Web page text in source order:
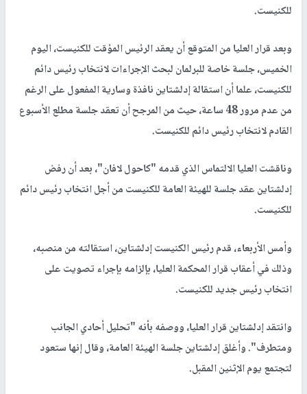
للكنيست.
وبعد قرار العليا من المتوقع أن يعقد الرئيس المؤقت للكنيست، اليوم
الخميس، جلسة خاصة للبرلمان لبحث الإجراءات لانتخاب رئيس دائم
للكنيست، علما أن استقالة إدلشتاين نافذة وسارية المفعول على الرغم
من عدم مرور 48 ساعة، حيث من المرجح أن تعقد جلسة مطلع الأسبوع
القادم لانتخاب رئيس دائم للكنيست.
وناقشت العليا الالتماس الذي قدمه "كاحول لافان"، بعد أن رفض
إدلشتاين عقد جلسة للهيئة العامة للكنيست من أجل انتخاب رئيس دائم
للكنيست.
وأمس الأربعاء، قدم رئيس الكنيست إدلشتاين، استقالته من منصبه،
وذلك في أعقاب قرار المحكمة العليا، بإلزامه بإجراء تصويت على
انتخاب رئيس جديد للكنيست.
وانتقد إدلشتاين قرار العليا، ووصفه بأنه "تحليل أحادي الجانب
ومتطرف". وأغلق إدلشتاين جلسة الهيئة العامة، وقال إنها ستعود
لتجتمع يوم الإثنين المقبل.